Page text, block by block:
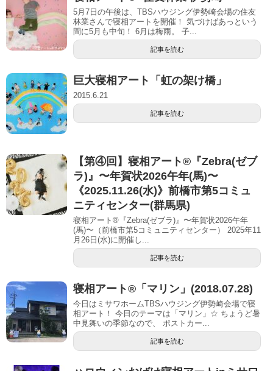
5月7日の午後は、TBSハウジング伊勢崎会場の住友
林業さんで寝相アートを開催！ 気づけばあっという
間に5月も中旬！ 6月は梅雨。 子...
記事を読む
巨大寝相アート「虹の架け橋」
2015.6.21
記事を読む
【第④回】寝相アート®︎『Zebra(ゼブ
ラ)』〜年賀状2026午年(馬)〜
《2025.11.26(水)》前橋市第5コミュ
ニティセンター(群馬県)
寝相アート®『Zebra(ゼブラ)』〜年賀状2026午年
(馬)〜（前橋市第5コミュニティセンター） 2025年11
月26日(水)に開催し...
記事を読む
寝相アート®︎「マリン」(2018.07.28)
今日はミサワホームTBSハウジング伊勢崎会場で寝
相アート！ 今日のテーマは「マリン」☆ ちょうど暑
中見舞いの季節なので、 ポストカー...
記事を読む